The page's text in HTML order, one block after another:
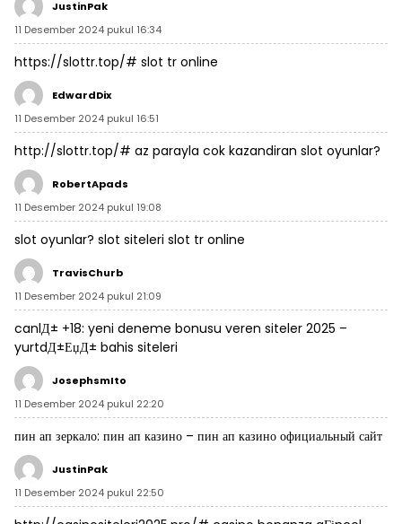
JustinPak
11 Desember 2024 pukul 16:34
https://slottr.top/# slot tr online
EdwardDix
11 Desember 2024 pukul 16:51
http://slottr.top/# az parayla cok kazandiran slot oyunlar?
RobertApads
11 Desember 2024 pukul 19:08
slot oyunlar? slot siteleri slot tr online
TravisChurb
11 Desember 2024 pukul 21:09
canlД± +18: yeni deneme bonusu veren siteler 2025 –
yurtdД±ЕџД± bahis siteleri
JosephsmIto
11 Desember 2024 pukul 22:20
пин ап зеркало: пин ап казино – пин ап казино официальный сайт
JustinPak
11 Desember 2024 pukul 22:50